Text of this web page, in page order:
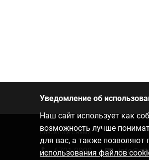
Уведомление об
Наш сайт использует как
возможность лучше
для вас, а также
использования файлов
Связаться с нами
6701 0000